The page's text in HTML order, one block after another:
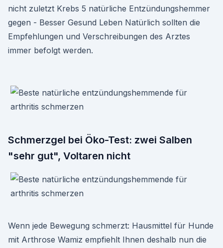
nicht zuletzt Krebs 5 natürliche Entzündungshemmer
gegen - Besser Gesund Leben Natürlich sollten die
Empfehlungen und Verschreibungen des Arztes
immer befolgt werden.
Schmerzgel bei Öko-Test: zwei Salben
"sehr gut", Voltaren nicht
Wenn jede Bewegung schmerzt: Hausmittel für Hunde
mit Arthrose Wamiz empfiehlt Ihnen deshalb nun die